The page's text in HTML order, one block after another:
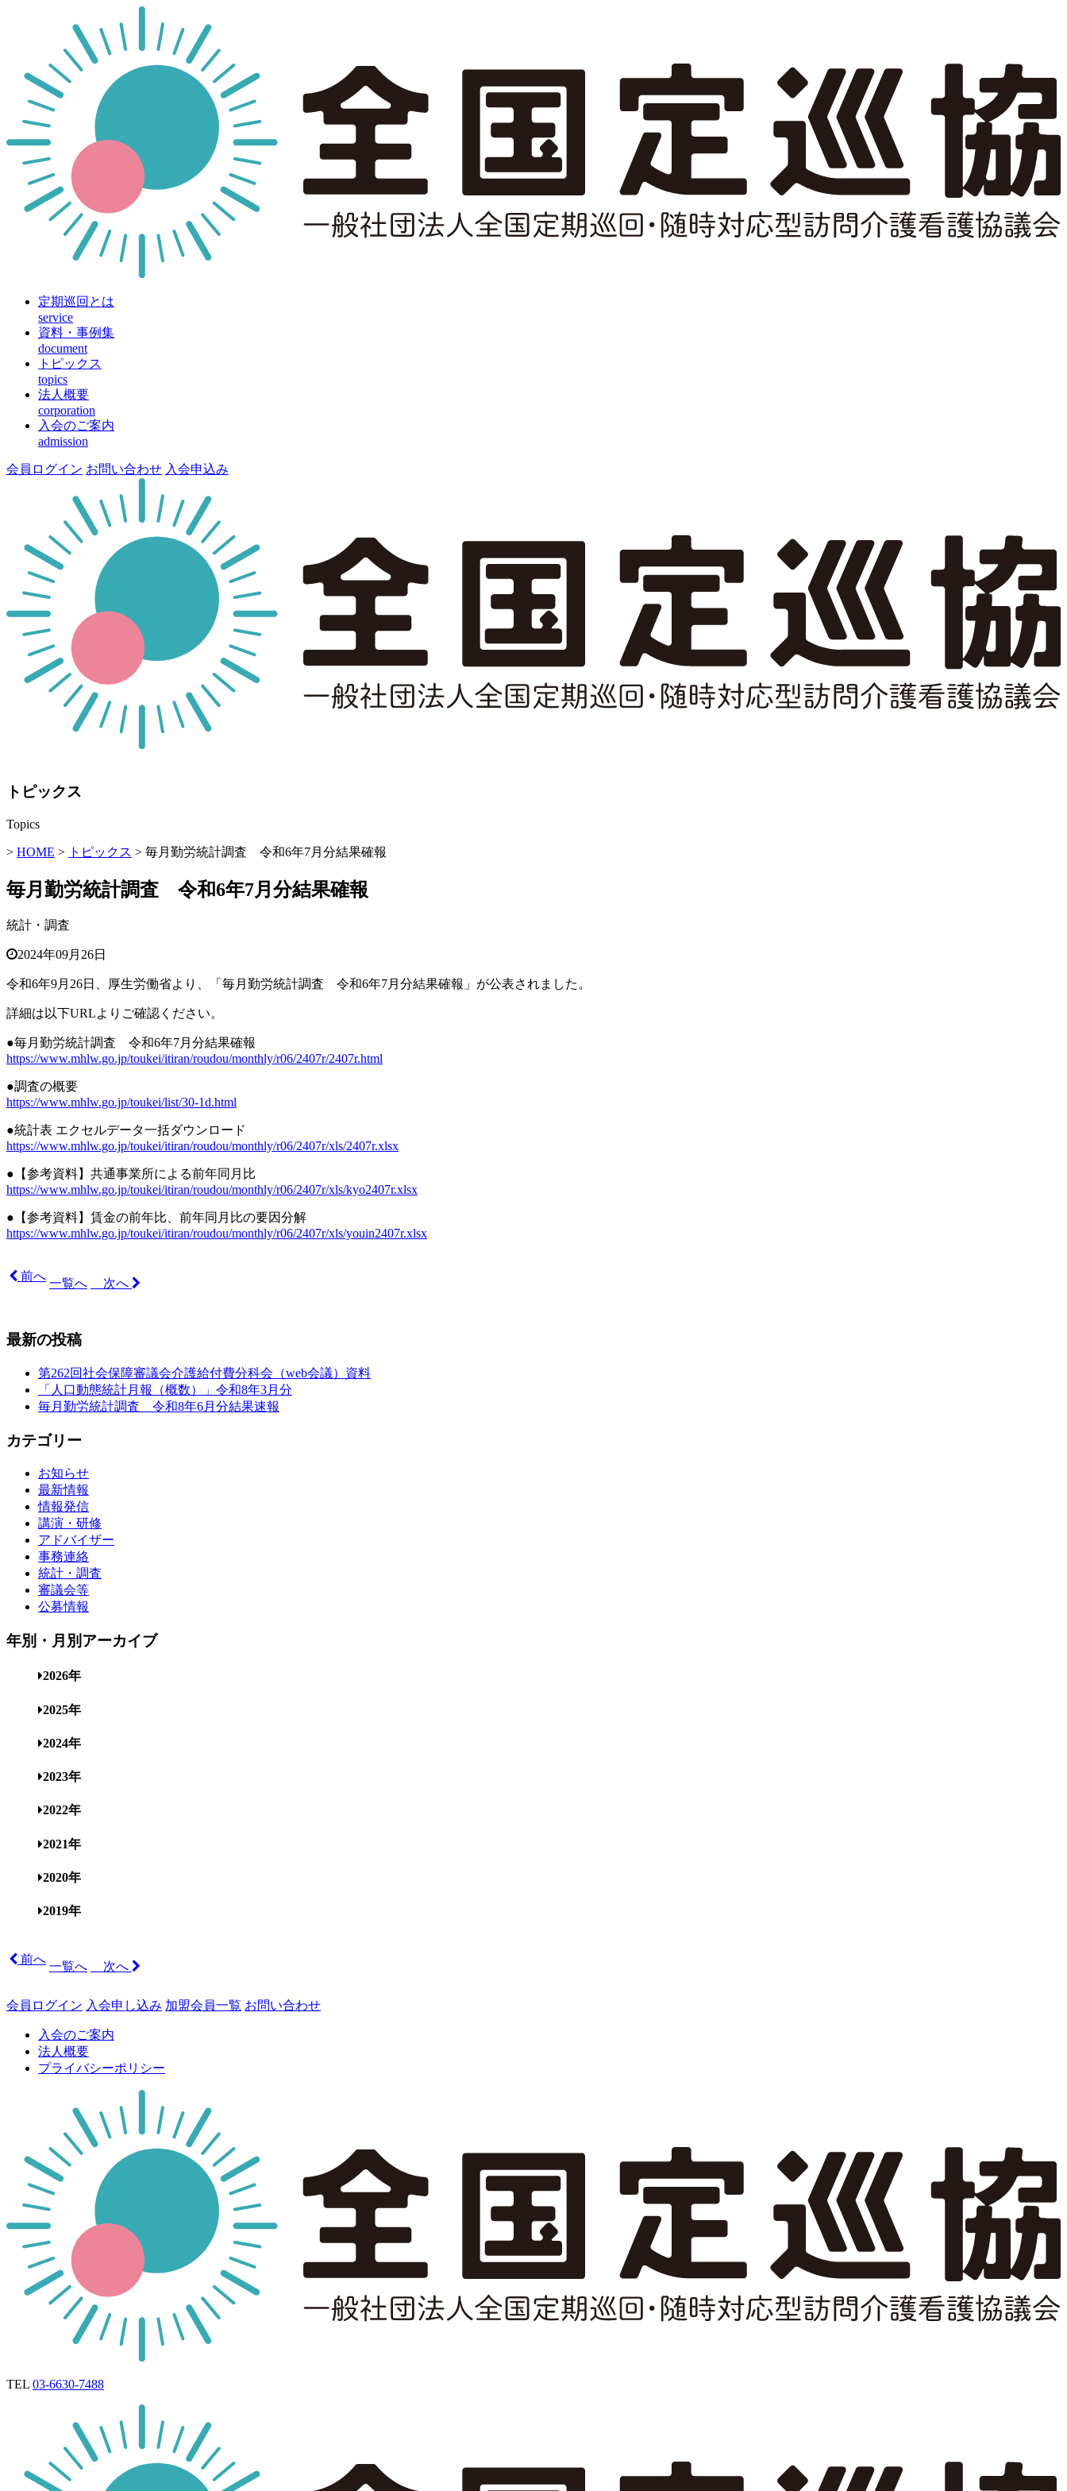
定期巡回とは
service
資料・事例集
document
トピックス
topics
法人概要
corporation
入会のご案内
admission
会員ログイン お問い合わせ 入会申込み
トピックス
Topics
> HOME > トピックス > 毎月勤労統計調査 令和6年7月分結果確報
毎月勤労統計調査 令和6年7月分結果確報
統計・調査
2024年09月26日
令和6年9月26日、厚生労働省より、「毎月勤労統計調査 令和6年7月分結果確報」が公表されました。
詳細は以下URLよりご確認ください。
●毎月勤労統計調査 令和6年7月分結果確報
https://www.mhlw.go.jp/toukei/itiran/roudou/monthly/r06/2407r/2407r.html
●調査の概要
https://www.mhlw.go.jp/toukei/list/30-1d.html
●統計表 エクセルデータ一括ダウンロード
https://www.mhlw.go.jp/toukei/itiran/roudou/monthly/r06/2407r/xls/2407r.xlsx
●【参考資料】共通事業所による前年同月比
https://www.mhlw.go.jp/toukei/itiran/roudou/monthly/r06/2407r/xls/kyo2407r.xlsx
●【参考資料】賃金の前年比、前年同月比の要因分解
https://www.mhlw.go.jp/toukei/itiran/roudou/monthly/r06/2407r/xls/youin2407r.xlsx
前へ
一覧へ 次へ
最新の投稿
第262回社会保障審議会介護給付費分科会（web会議）資料
「人口動態統計月報（概数）」令和8年3月分
毎月勤労統計調査 令和8年6月分結果速報
カテゴリー
お知らせ
最新情報
情報発信
講演・研修
アドバイザー
事務連絡
統計・調査
審議会等
公募情報
年別・月別アーカイブ
2026年
2025年
2024年
2023年
2022年
2021年
2020年
2019年
前へ
一覧へ 次へ
会員ログイン 入会申し込み 加盟会員一覧 お問い合わせ
入会のご案内
法人概要
プライバシーポリシー
TEL 03-6630-7488